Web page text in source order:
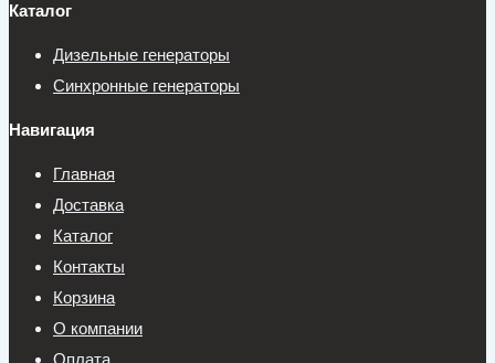
Каталог
Дизельные генераторы
Синхронные генераторы
Навигация
Главная
Доставка
Каталог
Контакты
Корзина
О компании